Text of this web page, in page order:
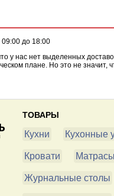
09:00 до 18:00
у нас нет выделенных
плане. Но это не значит,
ТОВАРЫ
Кухни Кухонные
Кровати Матрасы
Журнальные столы